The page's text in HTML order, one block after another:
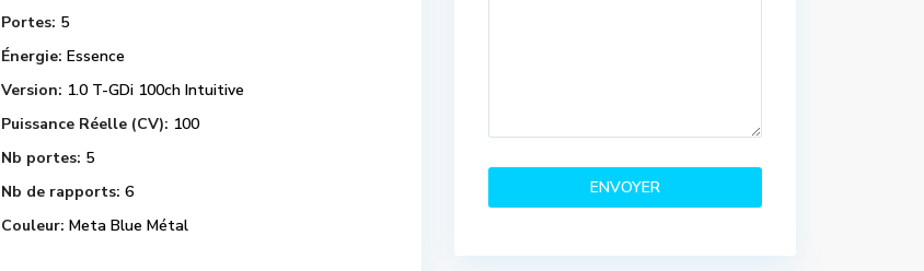
Portes: 5
Énergie: Essence
Version: 1.0 T-GDi 100ch Intuitive
Puissance Réelle (CV): 100
Nb portes: 5
Nb de rapports: 6
Couleur: Meta Blue Métal